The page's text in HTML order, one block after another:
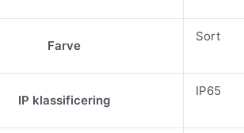
Farve
Sort
IP klassificering
IP65